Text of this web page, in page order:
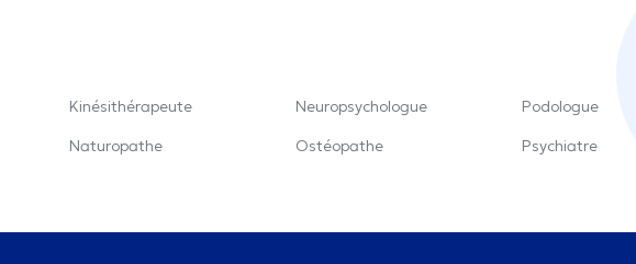
Kinésithérapeute
Naturopathe
Neuropsychologue
Ostéopathe
Podologue
Psychiatre